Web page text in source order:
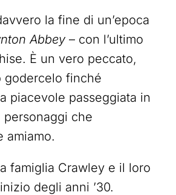
la fine di un’epoca
Abbey– con l’ultimo
È un vero peccato,
godercelo finché
piacevole passeggiata in
personaggi che
amiamo.
famiglia Crawley e il loro
degli anni ’30.